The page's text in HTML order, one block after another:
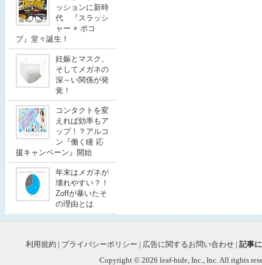
ッションに新時
代 『スラッシ
ャー × ポコ
プ』堂々誕生！
妊娠とマスク、
そしてメガネの
深～い関係が発
覚！
コンタクトを変
えれば効率もア
ップ！？アルコ
ン『働く瞳 応
援キャンペーン』開始
年末はメガネが
壊れやすい？！
Zoffが暴いたそ
の理由とは
利用規約 | プライバシーポリシー | 広告に関するお問い合わせ | 記事
Copyright © 2026 leaf-hide, Inc., Inc. All rights